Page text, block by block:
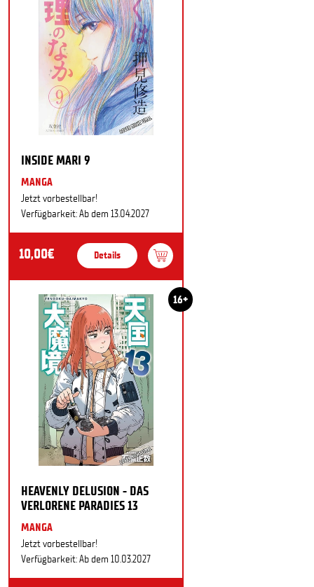
INSIDE MARI 9
MANGA
Jetzt vorbestellbar!
Verfügbarkeit: Ab dem 13.04.2027
10,00€ Details
16+
HEAVENLY DELUSION - DAS
VERLORENE PARADIES 13
MANGA
Jetzt vorbestellbar!
Verfügbarkeit: Ab dem 10.03.2027